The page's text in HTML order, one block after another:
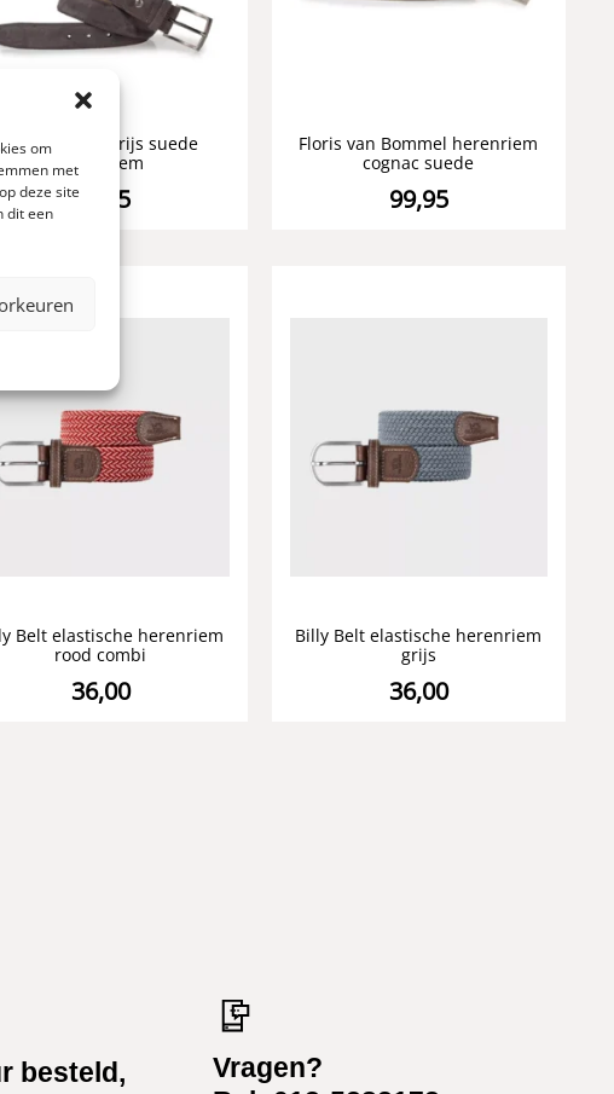
om
met
deze site
dit een
van Bommel grijs suede
herenriem
99,95
Floris van Bommel herenriem
cognac suede
99,95
Belt elastische herenriem
rood combi
36,00
Billy Belt elastische herenriem
grijs
36,00
besteld,
Vragen?